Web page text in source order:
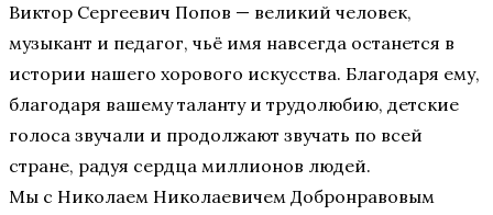
Виктор Сергеевич Попов — великий человек,
музыкант и педагог, чьё имя навсегда останется в
истории нашего хорового искусства. Благодаря ему,
благодаря вашему таланту и трудолюбию, детские
голоса звучали и продолжают звучать по всей
стране, радуя сердца миллионов людей.
Мы с Николаем Николаевичем Добронравовым